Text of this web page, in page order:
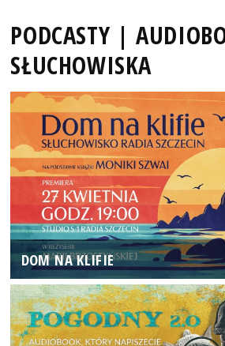
PODCASTY |
SŁUCHOWISKA
DOM NA KLIFIE